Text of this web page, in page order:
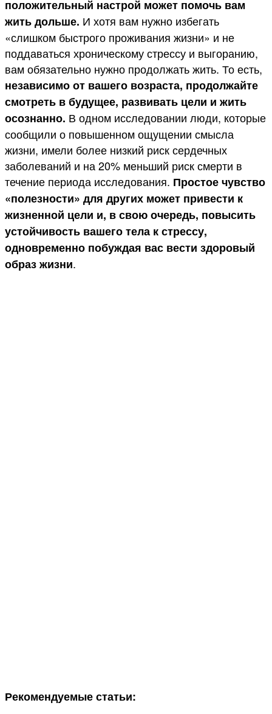
положительный настрой может помочь вам
жить дольше. И хотя вам нужно избегать
«слишком быстрого проживания жизни» и не
поддаваться хроническому стрессу и выгоранию,
вам обязательно нужно продолжать жить. То есть,
независимо от вашего возраста, продолжайте
смотреть в будущее, развивать цели и жить
осознанно. В одном исследовании люди, которые
сообщили о повышенном ощущении смысла
жизни, имели более низкий риск сердечных
заболеваний и на 20% меньший риск смерти в
течение периода исследования. Простое чувство
«полезности» для других может привести к
жизненной цели и, в свою очередь, повысить
устойчивость вашего тела к стрессу,
одновременно побуждая вас вести здоровый
образ жизни.
Рекомендуемые статьи: